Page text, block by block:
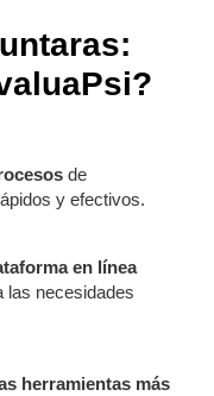
de
y efectivos.
en línea
las necesidades
herramientas más